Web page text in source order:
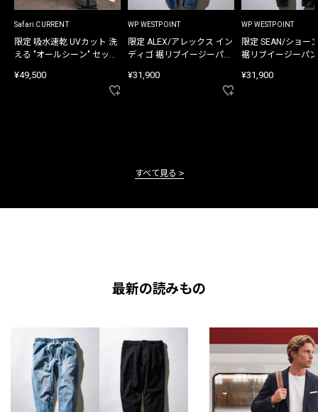
Safari CURRENT
限定 吸水速乾 UVカット 洗
える "オールシーン" セット
¥49,500
WP WESTPOINT
限定 ALEX/アレックス イン
ディゴ 裾リブイージーパン
¥31,900
WP WESTPOINT
限定 SEAN/ショー
裾リブイージーパ
¥31,900
すべて見る
最新の読みもの